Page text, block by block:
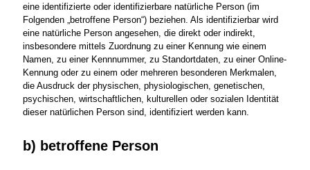
eine identifizierte oder identifizierbare natürliche Person (im
Folgenden „betroffene Person“) beziehen. Als identifizierbar wird
eine natürliche Person angesehen, die direkt oder indirekt,
insbesondere mittels Zuordnung zu einer Kennung wie einem
Namen, zu einer Kennnummer, zu Standortdaten, zu einer Online-
Kennung oder zu einem oder mehreren besonderen Merkmalen,
die Ausdruck der physischen, physiologischen, genetischen,
psychischen, wirtschaftlichen, kulturellen oder sozialen Identität
dieser natürlichen Person sind, identifiziert werden kann.
b) betroffene Person